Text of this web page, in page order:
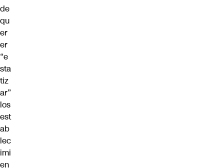
de
qu
er
er
“e
sta
tiz
ar”
los
est
ab
lec
imi
en